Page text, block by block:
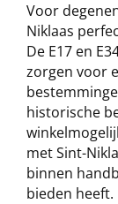
Voor
Niklaas
De E17 en
zorgen voor
historische
met Sint-
binnen
bieden heeft.